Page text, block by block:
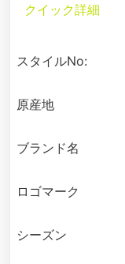
クイック詳細
スタイルNo:
原産地
ブランド名
ロゴマーク
シーズン